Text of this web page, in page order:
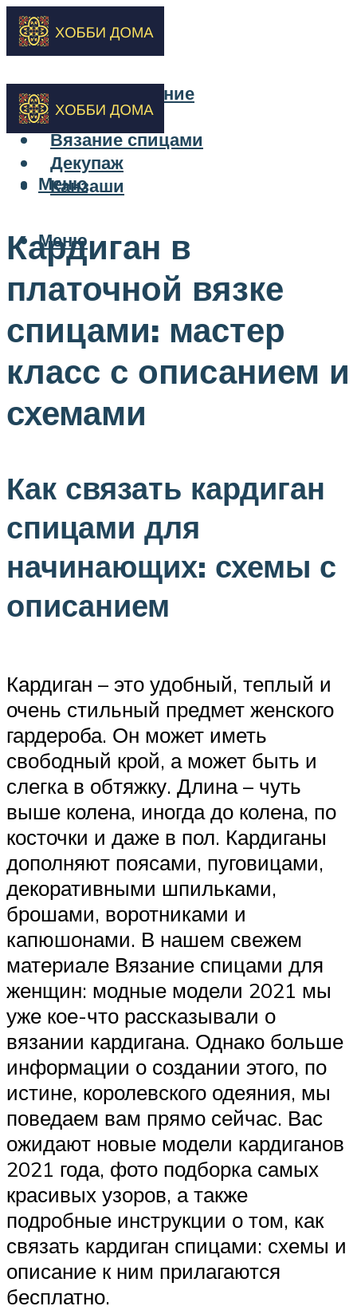
Бисероплетение
Вышивка
Вязание спицами
Декупаж
Канзаши
Меню
Меню
Кардиган в
платочной вязке
спицами: мастер
класс с описанием и
схемами
Как связать кардиган
спицами для
начинающих: схемы с
описанием
Кардиган – это удобный, теплый и
очень стильный предмет женского
гардероба. Он может иметь
свободный крой, а может быть и
слегка в обтяжку. Длина – чуть
выше колена, иногда до колена, по
косточки и даже в пол. Кардиганы
дополняют поясами, пуговицами,
декоративными шпильками,
брошами, воротниками и
капюшонами. В нашем свежем
материале Вязание спицами для
женщин: модные модели 2021 мы
уже кое-что рассказывали о
вязании кардигана. Однако больше
информации о создании этого, по
истине, королевского одеяния, мы
поведаем вам прямо сейчас. Вас
ожидают новые модели кардиганов
2021 года, фото подборка самых
красивых узоров, а также
подробные инструкции о том, как
связать кардиган спицами: схемы и
описание к ним прилагаются
бесплатно.